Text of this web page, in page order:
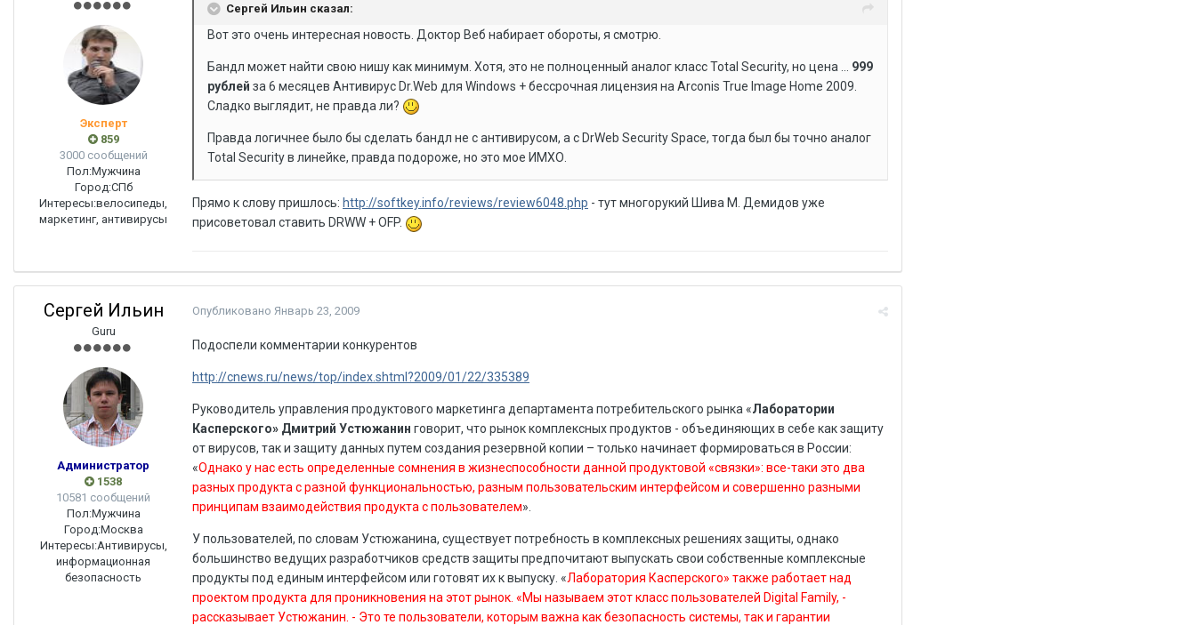
Эксперт
859
3000 сообщений
Пол:Мужчина
Город:СПб
Интересы:велосипеды,
маркетинг, антивирусы
Сергей Ильин сказал:
Вот это очень интересная новость. Доктор Веб набирает обороты, я смотрю.
Бандл может найти свою нишу как минимум. Хотя, это не полноценный аналог класс Total Security, но цена ... 999
рублей за 6 месяцев Антивирус Dr.Web для Windows + бессрочная лицензия на Arconis True Image Home 2009.
Сладко выглядит, не правда ли?
Правда логичнее было бы сделать бандл не с антивирусом, а с DrWeb Security Space, тогда был бы точно аналог
Total Security в линейке, правда подороже, но это мое ИМХО.
Прямо к слову пришлось: http://softkey.info/reviews/review6048.php - тут многорукий Шива М. Демидов уже
присоветовал ставить DRWW + OFP.
Сергей Ильин
Guru
Администратор
1538
10581 сообщений
Пол:Мужчина
Город:Москва
Интересы:Антивирусы,
информационная
безопасность
Опубликовано Январь 23, 2009
Подоспели комментарии конкурентов
http://cnews.ru/news/top/index.shtml?2009/01/22/335389
Руководитель управления продуктового маркетинга департамента потребительского рынка «Лаборатории
Касперского» Дмитрий Устюжанин говорит, что рынок комплексных продуктов - объединяющих в себе как защиту
от вирусов, так и защиту данных путем создания резервной копии – только начинает формироваться в России:
«Однако у нас есть определенные сомнения в жизнеспособности данной продуктовой «связки»: все-таки это два
разных продукта с разной функциональностью, разным пользовательским интерфейсом и совершенно разными
принципам взаимодействия продукта с пользователем».
У пользователей, по словам Устюжанина, существует потребность в комплексных решениях защиты, однако
большинство ведущих разработчиков средств защиты предпочитают выпускать свои собственные комплексные
продукты под единым интерфейсом или готовят их к выпуску. «Лаборатория Касперского» также работает над
проектом продукта для проникновения на этот рынок. «Мы называем этот класс пользователей Digital Family, -
рассказывает Устюжанин. - Это те пользователи, которым важна как безопасность системы, так и гарантии